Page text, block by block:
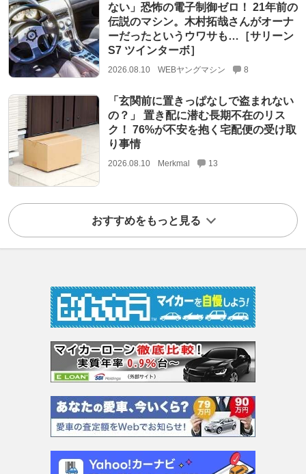
ない」恐怖の電子制御ゼロ！ 21年前の
伝説のマシン。木村拓哉さんがオーナ
ーだったというウワサも…［サリーン
S7 ツインターボ］
2026.08.10 WEBヤングマシン 8
「玄関前に置きっぱなしで盗まれない
の？」 置き配に潜む長期不在のリス
ク！ 76%が不安を抱く宅配便の受け取
り事情
2026.08.10 Merkmal 13
おすすめをもっと見る